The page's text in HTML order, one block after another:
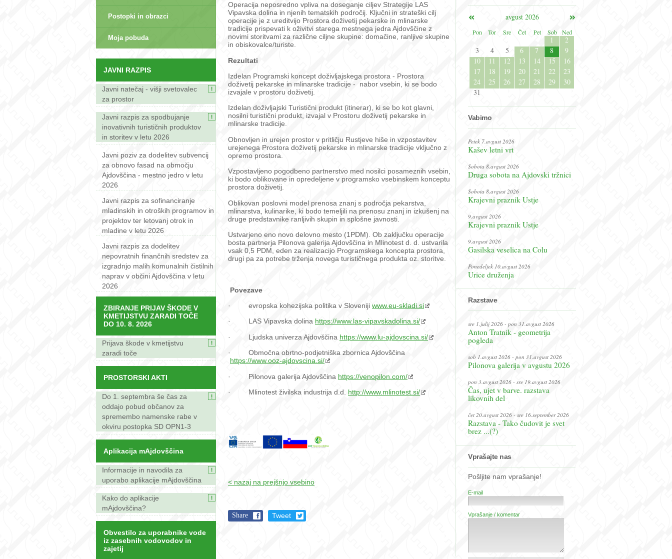
Postopki in obrazci
Moja pobuda
JAVNI RAZPIS
Javni natečaj - višji svetovalec
za prostor
Javni razpis za spodbujanje
inovativnih turističnih produktov
in storitev v letu 2026
Javni poziv za dodelitev subvencij
za obnovo fasad na območju
Ajdovščina - mestno jedro v letu
2026
Javni razpis za sofinanciranje
mladinskih in otroških programov in
projektov ter letovanj otrok in
mladine v letu 2026
Javni razpis za dodelitev
nepovratnih finančnih sredstev za
izgradnjo malih komunalnih čistilnih
naprav v občini Ajdovščina v letu
2026
ZBIRANJE PRIJAV ŠKODE V
KMETIJSTVU ZARADI TOČE
DO 10. 8. 2026
Prijava škode v kmetijstvu
zaradi toče
PROSTORSKI AKTI
Do 1. septembra še čas za
oddajo pobud občanov za
spremembo namenske rabe v
okviru postopka SD OPN1-3
Aplikacija mAjdovščina
Informacije in navodila za
uporabo aplikacije mAjdovščina
Kako do aplikacije
mAjdovščina?
Obvestilo za uporabnike vode
iz zasebnih vodovodov in
zajetij
Operacija neposredno vpliva na doseganje ciljev Strategije LAS
Vipavska dolina in njenih tematskih področij. Ključni in strateški cilj
operacije je z ureditvijo Prostora doživetij pekarske in mlinarske
tradicije prispevati k oživitvi starega mestnega jedra Ajdovščine z
novimi storitvami za različne ciljne skupine: domačine, ranljive skupine
in obiskovalce/turiste.
Rezultati
Izdelan Programski koncept doživljajskega prostora - Prostora
doživetij pekarske in mlinarske tradicije - nabor vsebin, ki se bodo
izvajale v prostoru doživetij.
Izdelan doživljajski Turistični produkt (itinerar), ki se bo kot glavni,
nosilni turistični produkt, izvajal v Prostoru doživetij pekarske in
mlinarske tradicije.
Obnovljen in urejen prostor v pritličju Rustjeve hiše in vzpostavitev
urejenega Prostora doživetij pekarske in mlinarske tradicije vključno z
opremo prostora.
Vzpostavljeno pogodbeno partnerstvo med nosilci posameznih vsebin,
ki bodo oblikovane in opredeljene v programsko vsebinskem konceptu
prostora doživetij.
Oblikovan poslovni model prenosa znanj s področja pekarstva,
mlinarstva, kulinarike, ki bodo temeljili na prenosu znanj in izkušenj na
druge predstavnike ranljivih skupin in splošne javnosti.
Ustvarjeno eno novo delovno mesto (1PDM). Ob zaključku operacije
bosta partnerja Pilonova galerija Ajdovščina in Mlinotest d. d. ustvarila
vsak 0,5 PDM, eden za realizacijo Programskega koncepta prostora,
drugi pa za potrebe trženja novega turističnega produkta oz. storitve.
Povezave
· evropska kohezijska politika v Sloveniji www.eu-skladi.si
· LAS Vipavska dolina https://www.las-vipavskadolina.si/
· Ljudska univerza Ajdovščina https://www.lu-ajdovscina.si/
· Območna obrtno-podjetniška zbornica Ajdovščina
https://www.ooz-ajdovscina.si/
· Pilonova galerija Ajdovščina https://venopilon.com/
· Mlinotest živilska industrija d.d. http://www.mlinotest.si/
< nazaj na prejšnjo vsebino
Share Tweet
avgust 2026
Pon
Tor Sre Čet Pet Sob Ned
1
2
3
4 5 6 7 8
9
10
11 12 13 14 15
16
17
18 19 20 21 22
23
24
25 26 27 28 29
30
31
Vabimo
Petek 7.avgust 2026
Kašev letni vrt
Sobota 8.avgust 2026
Druga sobota na Ajdovski tržnici
Sobota 8.avgust 2026
Krajevni praznik Ustje
9.avgust 2026
Krajevni praznik Ustje
9.avgust 2026
Gasilska veselica na Colu
Ponedeljek 10.avgust 2026
Urice druženja
Razstave
sre 1.julij 2026 - pon 31.avgust 2026
Anton Tratnik - geometrija
pogleda
sob 1.avgust 2026 - pon 31.avgust 2026
Pilonova galerija v avgustu 2026
pon 3.avgust 2026 - sre 19.avgust 2026
Čas, ujet v barve. razstava
likovnih del
čet 20.avgust 2026 - sre 16.september 2026
Razstava - Tako čudovit je svet
brez ...(?)
Vprašajte nas
Pošljite nam vprašanje!
E-mail
Vprašanje / komentar